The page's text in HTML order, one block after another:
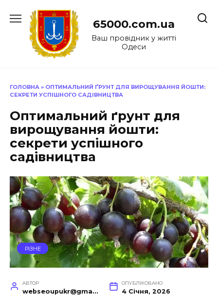
до
65000.com.ua
Ваш провідник у житті
Одеси
ГОЛОВНА » ОПТИМАЛЬНИЙ ҐРУНТ ДЛЯ ВИРОЩУВАННЯ ЙОШТИ:
СЕКРЕТИ УСПІШНОГО САДІВНИЦТВА
Оптимальний ґрунт для
вирощування йошти:
секрети успішного
садівництва
РІЗНЕ
АВТОР
webseoupukr@gmail.com
ОПУБЛІКОВАНО
4 Січня, 2026